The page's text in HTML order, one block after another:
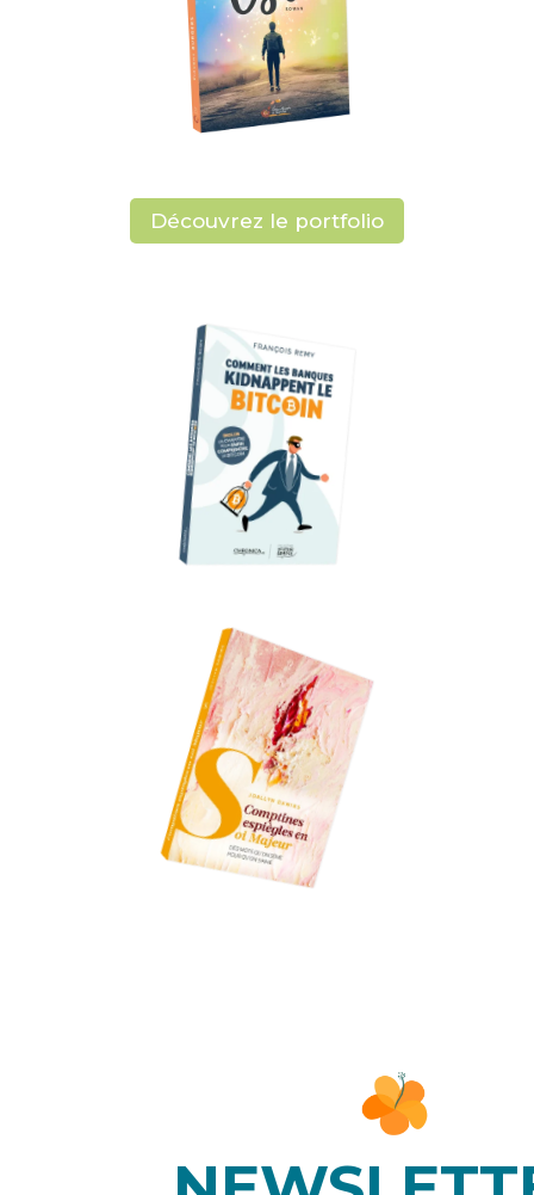
Découvrez le portfolio